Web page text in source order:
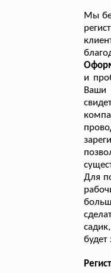
Мы
и
Ваши
Для
будет